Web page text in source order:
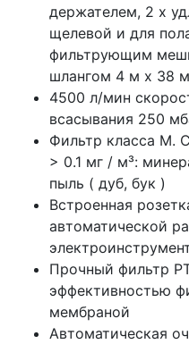
держателем, 2 х
щелевой и для
фильтрующим
шлангом 4 м х 38
4500 л/мин
всасывания 250
Фильтр класса М.
> 0.1 мг / м³:
пыль ( дуб, бук )
Встроенная
автоматической
Прочный фильтр
эффективностью
мембраной
Автоматическая